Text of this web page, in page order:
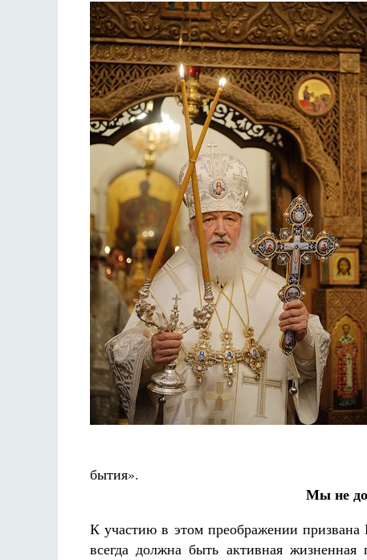
бытия».
Мы не
К участию в этом преображении
всегда должна быть активная